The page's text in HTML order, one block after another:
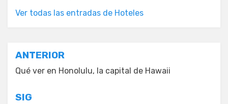
Ver todas las entradas de Hoteles
Navegación
de
entradas
ANTERIOR
Qué ver en Honolulu, la capital de Hawaii
SIG